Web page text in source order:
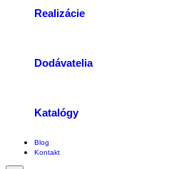
Realizácie
Dodávatelia
Katalógy
Blog
Kontakt